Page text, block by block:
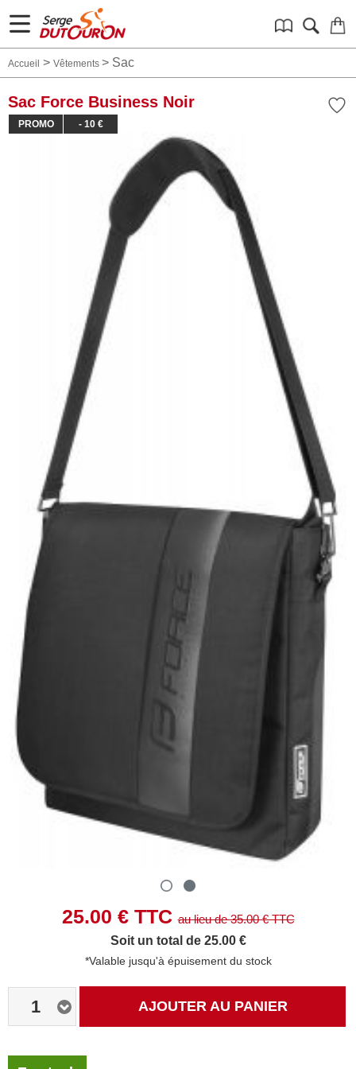
Accueil > Vêtements > Sac
Sac Force Business Noir
PROMO - 10 €
25.00 € TTCau lieu de35.00€ TTC
Soit un total de 25.00 €
*Valable jusqu'à épuisement du stock
1 AJOUTER AU PANIER